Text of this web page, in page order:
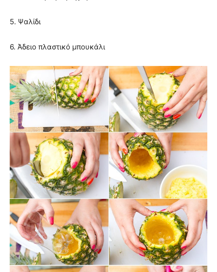
5. Ψαλίδι
6. Άδειο πλαστικό μπουκάλι